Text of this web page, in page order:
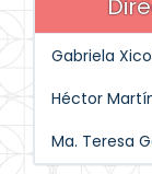
Gabriela
Héctor
Ma. Teresa